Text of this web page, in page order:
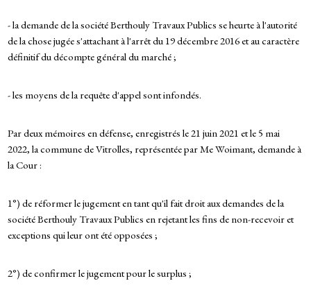
- la demande de la société Berthouly Travaux Publics se heurte à l'autorité
de la chose jugée s'attachant à l'arrêt du 19 décembre 2016 et au caractère
définitif du décompte général du marché ;
- les moyens de la requête d'appel sont infondés.
Par deux mémoires en défense, enregistrés le 21 juin 2021 et le 5 mai
2022, la commune de Vitrolles, représentée par Me Woimant, demande à
la Cour :
1°) de réformer le jugement en tant qu'il fait droit aux demandes de la
société Berthouly Travaux Publics en rejetant les fins de non-recevoir et
exceptions qui leur ont été opposées ;
2°) de confirmer le jugement pour le surplus ;